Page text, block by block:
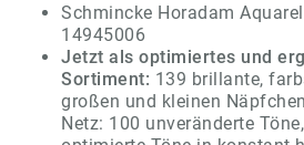
Schmincke Horadam
14945006
Jetzt als optimiertes und
Sortiment: 139 brillante,
großen und kleinen
Netz: 100 unveränderte